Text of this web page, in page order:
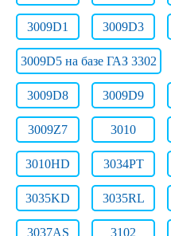
3009D1 3009D3
3009D5 на базе ГАЗ 3302
3009D8 3009D9
3009Z7 3010
3010HD 3034PT
3035KD 3035RL
3037AS 3102